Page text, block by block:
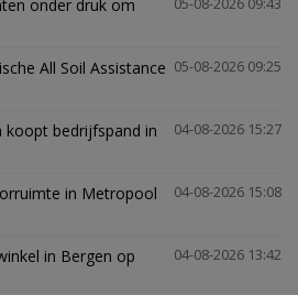
05-08-2026 09:43
onder druk om
05-08-2026 09:25
All Soil Assistance
04-08-2026 15:27
koopt bedrijfspand in
04-08-2026 15:08
in Metropool
04-08-2026 13:42
in Bergen op